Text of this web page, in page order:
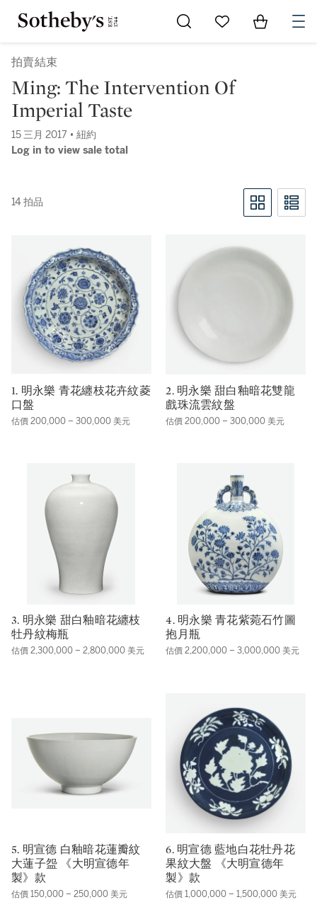
Go to My Favorites
Items in
拍賣結束
Ming: The Intervention Of
Imperial Taste
15 三月 2017 • 紐約
Log in to view sale total
14 拍品
1. 明永樂 青花纏枝花卉紋菱
口盤
估價 200,000 – 300,000 美元
2. 明永樂 甜白釉暗花雙龍
戲珠流雲紋盤
估價 200,000 – 300,000 美元
3. 明永樂 甜白釉暗花纏枝
牡丹紋梅瓶
估價 2,300,000 – 2,800,000 美元
4. 明永樂 青花紫菀石竹圖
抱月瓶
估價 2,200,000 – 3,000,000 美元
5. 明宣德 白釉暗花蓮瓣紋
大蓮子盌 《大明宣德年
製》款
估價 150,000 – 250,000 美元
6. 明宣德 藍地白花牡丹花
果紋大盤 《大明宣德年
製》款
估價 1,000,000 – 1,500,000 美元